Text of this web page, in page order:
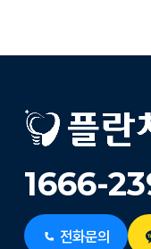
1666-
전화문의